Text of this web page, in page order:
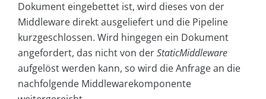
Dokument eingebettet ist, wird dieses von der
Middleware direkt ausgeliefert und die Pipeline
kurzgeschlossen. Wird hingegen ein Dokument
angefordert, das nicht von derStaticMiddleware
aufgelöst werden kann, so wird die Anfrage an die
nachfolgende Middlewarekomponente